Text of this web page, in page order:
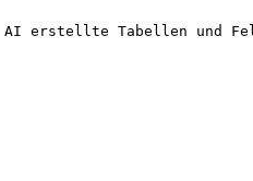
erstellte Tabellen und